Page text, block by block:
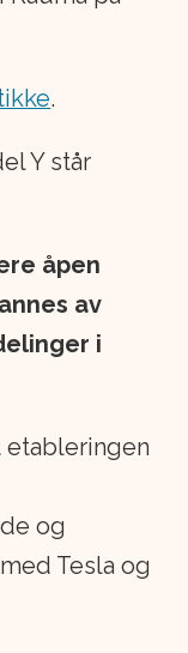
.
Y står
åpen
av
i
og
Tesla og